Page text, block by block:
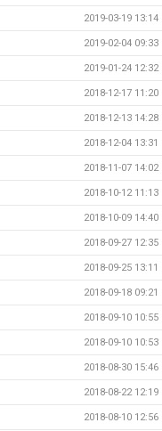
2019-03-19 13:14
2019-02-04 09:33
2019-01-24 12:32
2018-12-17 11:20
2018-12-13 14:28
2018-12-04 13:31
2018-11-07 14:02
2018-10-12 11:13
2018-10-09 14:40
2018-09-27 12:35
2018-09-25 13:11
2018-09-18 09:21
2018-09-10 10:55
2018-09-10 10:53
2018-08-30 15:46
2018-08-22 12:19
2018-08-10 12:56